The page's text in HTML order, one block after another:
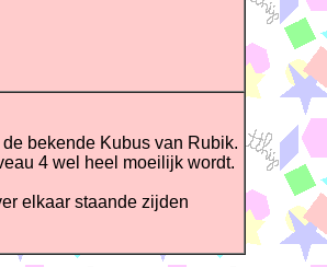
bekende Kubus van Rubik.
4 wel heel moeilijk wordt.
elkaar staande zijden